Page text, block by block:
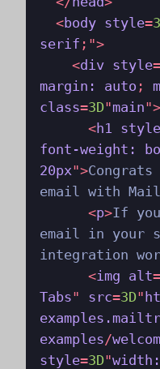
<body style=
serif ;">
<div style=
margin:
auto ;
class=3D"main">
<h1 style
font-weight:
20px">
email with
<p>If
email in your
integration
<img alt=
Tabs" src=3D"
examples/
style=3D"width: